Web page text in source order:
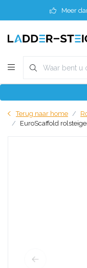
Meer
Terug naar home
EuroScaffold